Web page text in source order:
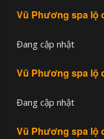
Vũ Phương spa lộ
Đang cập nhật
Vũ Phương spa lộ
Đang cập nhật
Vũ Phương spa lộ